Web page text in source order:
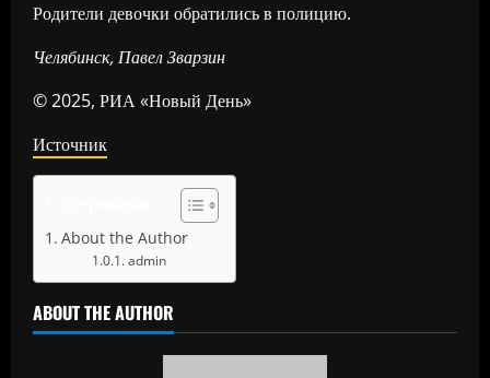
Родители девочки обратились в полицию.
Челябинск, Павел Зварзин
© 2025, РИА «Новый День»
Источник
About the Author
admin
ABOUT THE AUTHOR